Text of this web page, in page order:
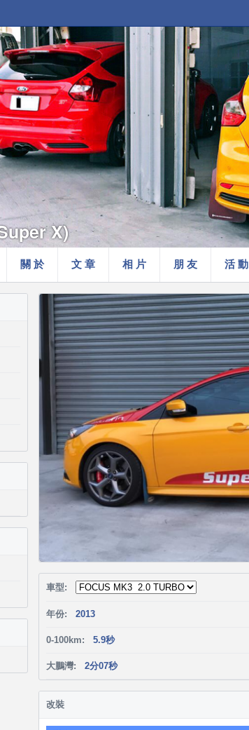
關 於 文 章 相 片 朋 友 活 動
X)
車型:
年份: 2013
0-100km: 5.9秒
大鵬灣: 2分07秒
改裝